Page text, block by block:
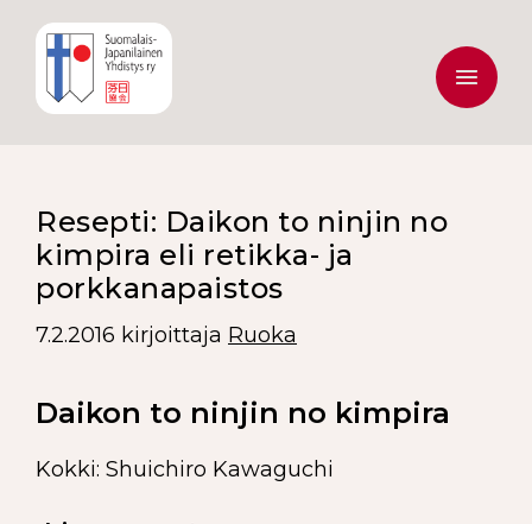
Resepti: Daikon to ninjin no
kimpira eli retikka- ja
porkkanapaistos
7.2.2016 kirjoittaja Ruoka
Daikon to ninjin no kimpira
Kokki: Shuichiro Kawaguchi